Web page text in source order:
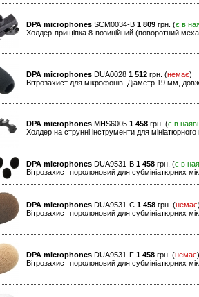
DPA microphones SCM0034-B 1 809 грн. (є в
Холдер-прищіпка 8-позиційний (поворотний
DPA microphones DUA0028 1 512 грн. (немає)
Вітрозахист для мікрофонів. Діаметр 19 мм,
DPA microphones MHS6005 1 458 грн. (є в
Холдер на струнні інструменти для
DPA microphones DUA9531-B 1 458 грн. (є в
Вітрозахист поролоновий для субмініатюрних
DPA microphones DUA9531-C 1 458 грн. (немає)
Вітрозахист поролоновий для субмініатюрних
DPA microphones DUA9531-F 1 458 грн. (немає)
Вітрозахист поролоновий для субмініатюрних